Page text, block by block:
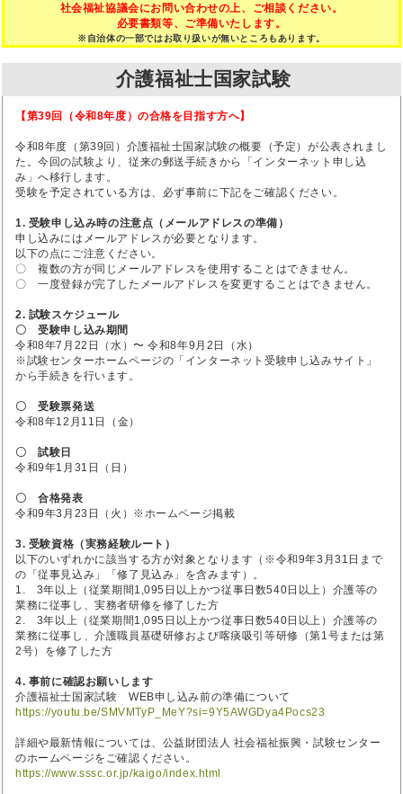
社会福祉協議会にお問い合わせの上、ご相談ください。
必要書類等、ご準備いたします。
※自治体の一部ではお取り扱いが無いところもあります。
介護福祉士国家試験
【第39回（令和8年度）の合格を目指す方へ】
令和8年度（第39回）介護福祉士国家試験の概要（予定）が公表されまし
た。今回の試験より、従来の郵送手続きから「インターネット申し込
み」へ移行します。
受験を予定されている方は、必ず事前に下記をご確認ください。
1. 受験申し込み時の注意点（メールアドレスの準備）
申し込みにはメールアドレスが必要となります。
以下の点にご注意ください。
〇 複数の方が同じメールアドレスを使用することはできません。
〇 一度登録が完了したメールアドレスを変更することはできません。
2. 試験スケジュール
〇 受験申し込み期間
令和8年7月22日（水）〜 令和8年9月2日（水）
※試験センターホームページの「インターネット受験申し込みサイト」
から手続きを行います。
〇 受験票発送
令和8年12月11日（金）
〇 試験日
令和9年1月31日（日）
〇 合格発表
令和9年3月23日（火）※ホームページ掲載
3. 受験資格（実務経験ルート）
以下のいずれかに該当する方が対象となります（※令和9年3月31日まで
の「従事見込み」「修了見込み」を含みます）。
1. 3年以上（従業期間1,095日以上かつ従事日数540日以上）介護等の
業務に従事し、実務者研修を修了した方
2. 3年以上（従業期間1,095日以上かつ従事日数540日以上）介護等の
業務に従事し、介護職員基礎研修および喀痰吸引等研修（第1号または第
2号）を修了した方
4. 事前に確認お願いします
介護福祉士国家試験 WEB申し込み前の準備について
https://youtu.be/SMVMTyP_MeY?si=9Y5AWGDya4Pocs23
詳細や最新情報については、公益財団法人 社会福祉振興・試験センター
のホームページをご確認ください。
https://www.sssc.or.jp/kaigo/index.html